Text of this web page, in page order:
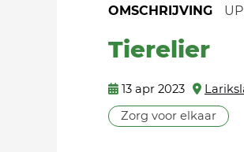
OMSCHRIJVING
Tierelier
13 apr 2023
Zorg voor elkaar